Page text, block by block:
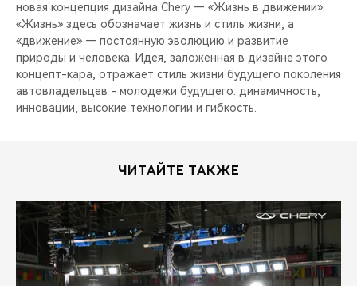
новая концепция дизайна Chery — «Жизнь в движении».
«Жизнь» здесь обозначает жизнь и стиль жизни, а
«движение» — постоянную эволюцию и развитие
природы и человека. Идея, заложенная в дизайне этого
концепт-кара, отражает стиль жизни будущего поколения
автовладельцев - молодежи будущего: динамичность,
инновации, высокие технологии и гибкость.
ЧИТАЙТЕ ТАКЖЕ